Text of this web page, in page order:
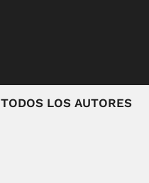
TODOS LOS AUTORES